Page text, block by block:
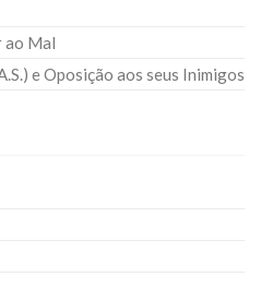
ao Mal
e Oposição aos seus Inimigos